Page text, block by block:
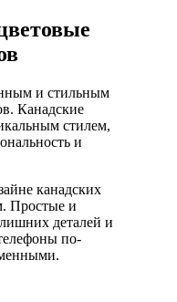
и стильным
Канадские
стилем,
и
канадских
Простые и
деталей и
по-